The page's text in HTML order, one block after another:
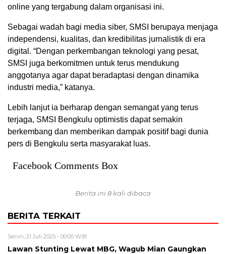
online yang tergabung dalam organisasi ini.
Sebagai wadah bagi media siber, SMSI berupaya menjaga
independensi, kualitas, dan kredibilitas jurnalistik di era
digital. “Dengan perkembangan teknologi yang pesat,
SMSI juga berkomitmen untuk terus mendukung
anggotanya agar dapat beradaptasi dengan dinamika
industri media,” katanya.
Lebih lanjut ia berharap dengan semangat yang terus
terjaga, SMSI Bengkulu optimistis dapat semakin
berkembang dan memberikan dampak positif bagi dunia
pers di Bengkulu serta masyarakat luas.
Facebook Comments Box
Berita ini 8 kali dibaca
BERITA TERKAIT
Senin, 21 Juli 2025 - 00:00 WIB
Lawan Stunting Lewat MBG, Wagub Mian Gaungkan